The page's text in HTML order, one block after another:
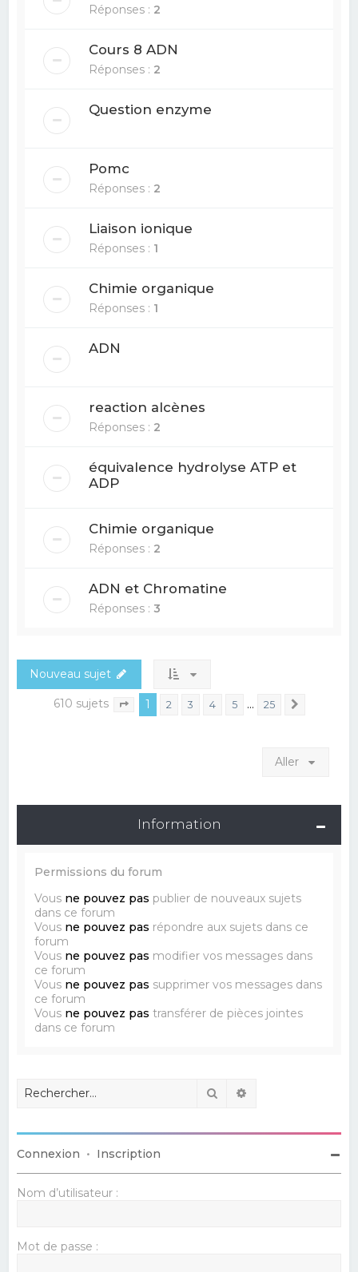
Réponses : 2
Cours 8 ADN
Réponses : 2
Question enzyme
Pomc
Réponses : 2
Liaison ionique
Réponses : 1
Chimie organique
Réponses : 1
ADN
reaction alcènes
Réponses : 2
équivalence hydrolyse ATP et
ADP
Chimie organique
Réponses : 2
ADN et Chromatine
Réponses :3
Nouveau sujet
610 sujets Page sur 25
1 2 3 4 5 … 25
Aller
Information
Permissions du forum
Vous ne pouvez pas publier de nouveaux sujets
dans ce forum
Vous ne pouvez pas répondre aux sujets dans ce
forum
Vous ne pouvez pas modifier vos messages dans
ce forum
Vous ne pouvez pas supprimer vos messages dans
ce forum
Vous ne pouvez pas transférer de pièces jointes
dans ce forum
Rechercher
Connexion • Inscription
Nom d’utilisateur :
Mot de passe :